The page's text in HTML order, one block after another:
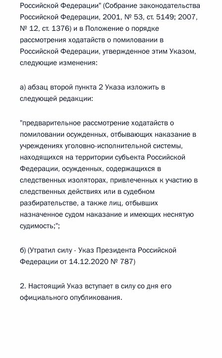
Российской Федерации" (Собрание законодательства
Российской Федерации, 2001, № 53, ст. 5149; 2007,
№ 12, ст. 1376) и в Положение о порядке
рассмотрения ходатайств о помиловании в
Российской Федерации, утвержденное этим Указом,
следующие изменения:
а) абзац второй пункта 2 Указа изложить в
следующей редакции:
"предварительное рассмотрение ходатайств о
помиловании осужденных, отбывающих наказание в
учреждениях уголовно-исполнительной системы,
находящихся на территории субъекта Российской
Федерации, осужденных, содержащихся в
следственных изоляторах, привлеченных к участию в
следственных действиях или в судебном
разбирательстве, а также лиц, отбывших
назначенное судом наказание и имеющих неснятую
судимость;";
б) (Утратил силу - Указ Президента Российской
Федерации от 14.12.2020 № 787)
2. Настоящий Указ вступает в силу со дня его
официального опубликования.